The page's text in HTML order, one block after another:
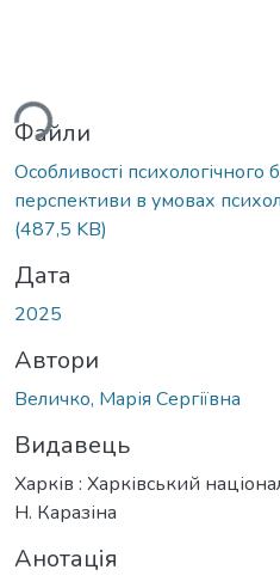
Файли
Особливості психологічного
перспективи в умовах
(487,5 KB)
Дата
2025
Автори
Величко, Марія Сергіївна
Видавець
Харків : Харківський
Н. Каразіна
Анотація